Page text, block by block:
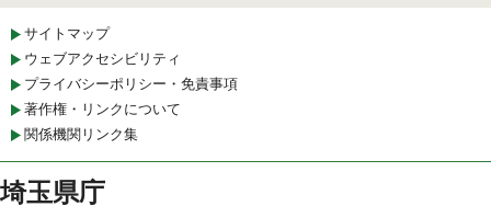
サイトマップ
ウェブアクセシビリティ
プライバシーポリシー・免責事項
著作権・リンクについて
関係機関リンク集
埼玉県庁